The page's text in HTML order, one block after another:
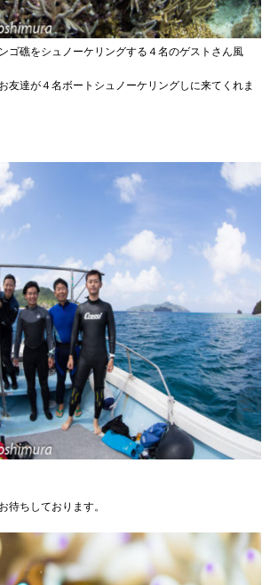
ゴ礁をシュノーケリングする４名のゲストさん風
友達が４名ボートシュノーケリングしに来てくれま
待ちしております。